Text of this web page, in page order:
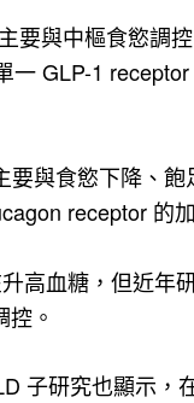
要與中樞食慾調
一 GLP-1
與食慾下降、
receptor 的
高血糖，但近
。
子研究也顯示，